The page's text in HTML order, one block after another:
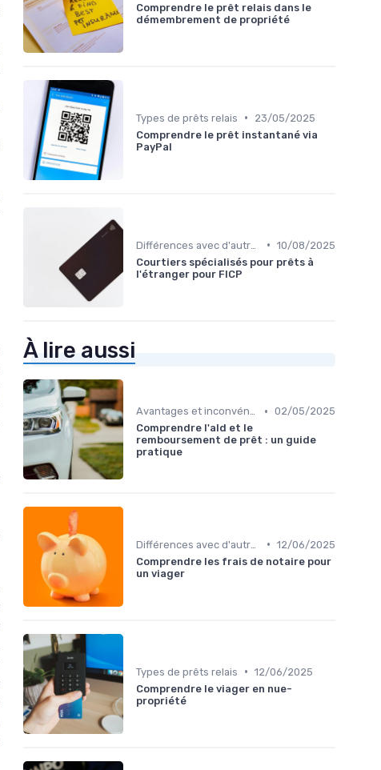
Comprendre le prêt relais dans le
démembrement de propriété
Types de prêts relais •
23/05/2025
Comprendre le prêt instantané via
PayPal
• 10/08/2025
Courtiers spécialisés pour prêts à
l'étranger pour FICP
À lire aussi
Avantages et inconvénients • 02/05/2025
Comprendre l'ald et le
remboursement de prêt : un guide
pratique
• 12/06/2025
Comprendre les frais de notaire pour
un viager
Types de prêts relais • 12/06/2025
Comprendre le viager en nue-
propriété